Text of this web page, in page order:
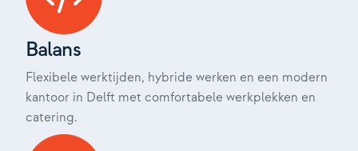
Balans
Flexibele werktijden, hybride werken en een modern
kantoor in Delft met comfortabele werkplekken en
catering.